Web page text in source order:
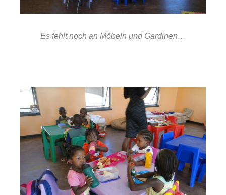
Es fehlt noch an Möbeln und Gardinen…